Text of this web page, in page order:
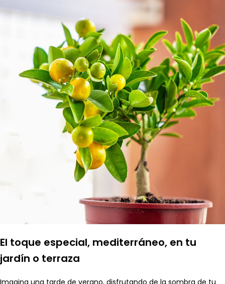
El toque especial, mediterráneo, en tu
jardín o terraza
Imagina una tarde de verano, disfrutando de la sombra de tu